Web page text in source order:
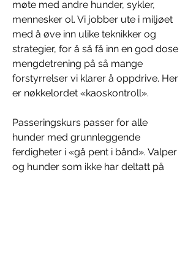
møte med andre hunder, sykler,
mennesker ol. Vi jobber ute i miljøet
med å øve inn ulike teknikker og
strategier, for å så få inn en god dose
mengdetrening på så mange
forstyrrelser vi klarer å oppdrive. Her
er nøkkelordet «kaoskontroll».
​Passeringskurs passer for alle
hunder med grunnleggende
ferdigheter i «gå pent i bånd». Valper
og hunder som ikke har deltatt på